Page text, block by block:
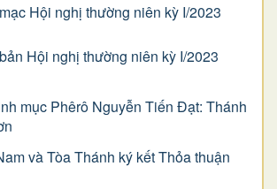
Hội nghị thường niên kỳ I/2023
Hội nghị thường niên kỳ I/2023
mục Phêrô Nguyễn Tiến Đạt: Thánh
và Tòa Thánh ký kết Thỏa thuận